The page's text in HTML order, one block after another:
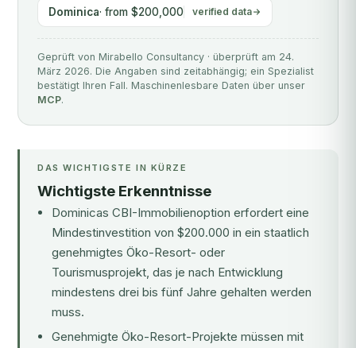
Dominica· from $200,000 verified data
Geprüft von Mirabello Consultancy · überprüft am 24.
März 2026. Die Angaben sind zeitabhängig; ein Spezialist
bestätigt Ihren Fall. Maschinenlesbare Daten über unser
MCP.
DAS WICHTIGSTE IN KÜRZE
Wichtigste Erkenntnisse
Dominicas CBI-Immobilienoption erfordert eine
Mindestinvestition von $200.000 in ein staatlich
genehmigtes Öko-Resort- oder
Tourismusprojekt, das je nach Entwicklung
mindestens drei bis fünf Jahre gehalten werden
muss.
Genehmigte Öko-Resort-Projekte müssen mit